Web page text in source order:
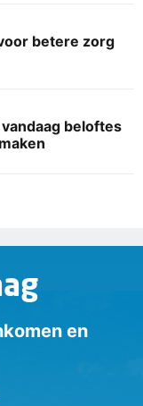
betere zorg
beloftes
en